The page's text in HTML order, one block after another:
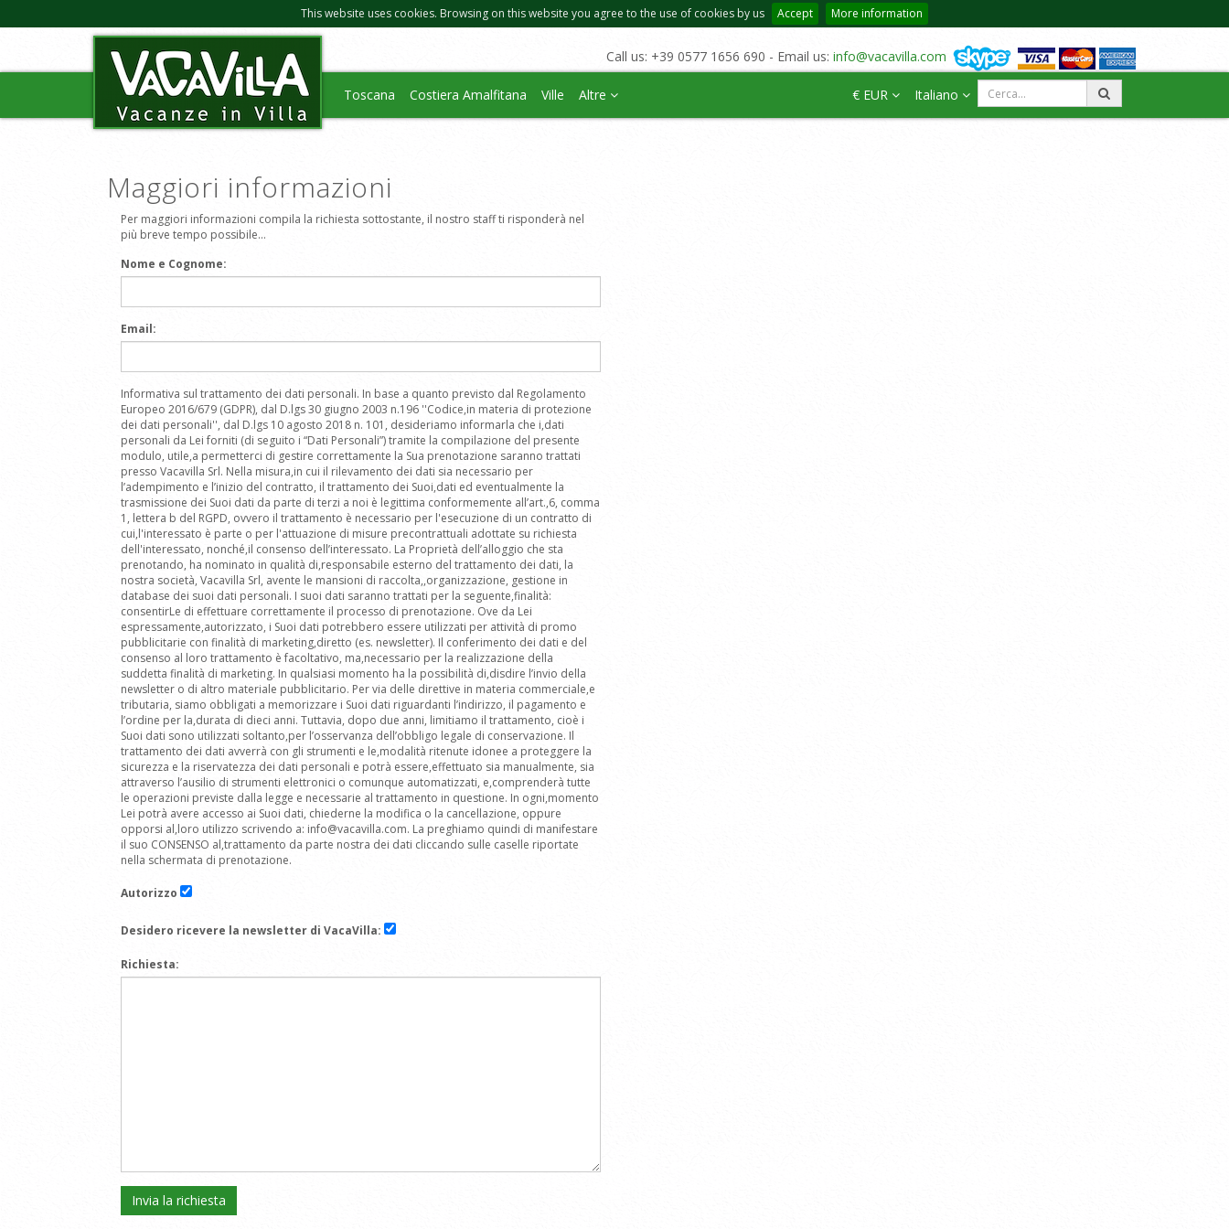
This website uses cookies. Browsing on this website you agree to the use of cookies by us Accept More information
Call us: +39 0577 1656 690 - Email us: info@vacavilla.com
Toscana Costiera Amalfitana Ville Altre € EUR Italiano
Maggiori informazioni
Per maggiori informazioni compila la richiesta sottostante, il nostro staff ti risponderà nel
più breve tempo possibile...
Nome e Cognome:
Email:
Informativa sul trattamento dei dati personali. In base a quanto previsto dal Regolamento
Europeo 2016/679 (GDPR), dal D.lgs 30 giugno 2003 n.196 ''Codice,in materia di protezione
dei dati personali'', dal D.lgs 10 agosto 2018 n. 101, desideriamo informarla che i,dati
personali da Lei forniti (di seguito i “Dati Personali”) tramite la compilazione del presente
modulo, utile,a permetterci di gestire correttamente la Sua prenotazione saranno trattati
presso Vacavilla Srl. Nella misura,in cui il rilevamento dei dati sia necessario per
l’adempimento e l’inizio del contratto, il trattamento dei Suoi,dati ed eventualmente la
trasmissione dei Suoi dati da parte di terzi a noi è legittima conformemente all’art.,6, comma
1, lettera b del RGPD, ovvero il trattamento è necessario per l'esecuzione di un contratto di
cui,l'interessato è parte o per l'attuazione di misure precontrattuali adottate su richiesta
dell'interessato, nonché,il consenso dell’interessato. La Proprietà dell’alloggio che sta
prenotando, ha nominato in qualità di,responsabile esterno del trattamento dei dati, la
nostra società, Vacavilla Srl, avente le mansioni di raccolta,,organizzazione, gestione in
database dei suoi dati personali. I suoi dati saranno trattati per la seguente,finalità:
consentirLe di effettuare correttamente il processo di prenotazione. Ove da Lei
espressamente,autorizzato, i Suoi dati potrebbero essere utilizzati per attività di promo
pubblicitarie con finalità di marketing,diretto (es. newsletter). Il conferimento dei dati e del
consenso al loro trattamento è facoltativo, ma,necessario per la realizzazione della
suddetta finalità di marketing. In qualsiasi momento ha la possibilità di,disdire l’invio della
newsletter o di altro materiale pubblicitario. Per via delle direttive in materia commerciale,e
tributaria, siamo obbligati a memorizzare i Suoi dati riguardanti l’indirizzo, il pagamento e
l’ordine per la,durata di dieci anni. Tuttavia, dopo due anni, limitiamo il trattamento, cioè i
Suoi dati sono utilizzati soltanto,per l’osservanza dell’obbligo legale di conservazione. Il
trattamento dei dati avverrà con gli strumenti e le,modalità ritenute idonee a proteggere la
sicurezza e la riservatezza dei dati personali e potrà essere,effettuato sia manualmente, sia
attraverso l’ausilio di strumenti elettronici o comunque automatizzati, e,comprenderà tutte
le operazioni previste dalla legge e necessarie al trattamento in questione. In ogni,momento
Lei potrà avere accesso ai Suoi dati, chiederne la modifica o la cancellazione, oppure
opporsi al,loro utilizzo scrivendo a: info@vacavilla.com. La preghiamo quindi di manifestare
il suo CONSENSO al,trattamento da parte nostra dei dati cliccando sulle caselle riportate
nella schermata di prenotazione.
Autorizzo
Desidero ricevere la newsletter di VacaVilla:
Richiesta: